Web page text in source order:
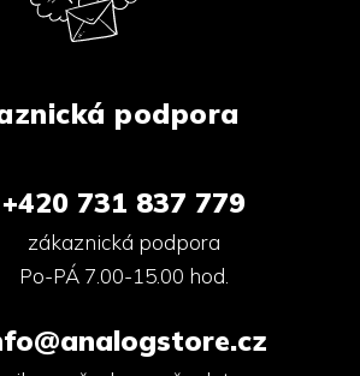
podpora
+420 731 837 779
zákaznická podpora
Po-PÁ 7.00-15.00 hod.